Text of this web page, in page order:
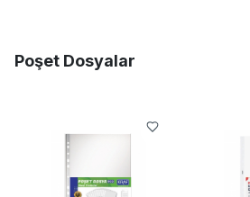
Poşet Dosyalar